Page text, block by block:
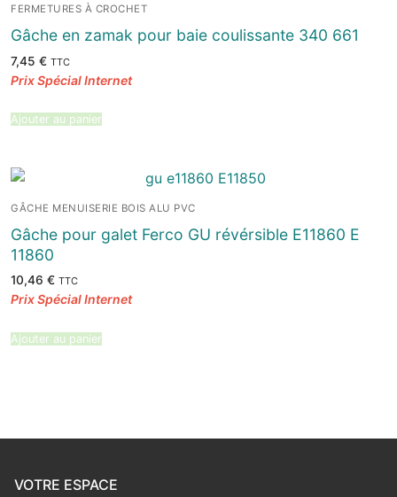
FERMETURES À CROCHET
Gâche en zamak pour baie coulissante 340 661
7,45 € TTC
Ajouter au panier
GÂCHE MENUISERIE BOIS ALU PVC
Gâche pour galet Ferco GU révérsible E11860 E
11860
10,46 € TTC
Ajouter au panier
VOTRE ESPACE